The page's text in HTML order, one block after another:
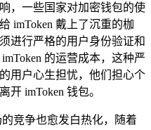
，一些国家对加密钱包的使
imToken 戴上了沉重的枷
进行严格的用户身份验证和
的运营成本，这种严
用户心生担忧，他们担心个
开 imToken 钱包。
竞争也愈发白热化，随着